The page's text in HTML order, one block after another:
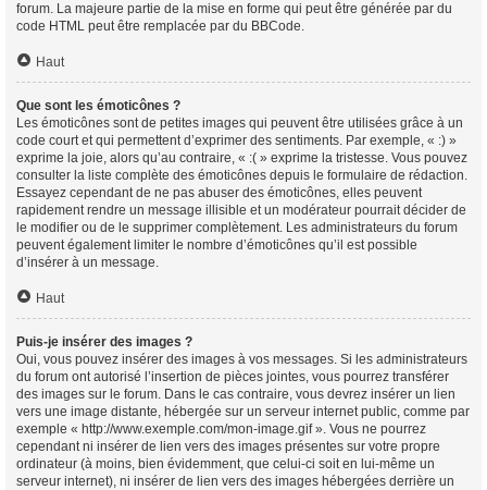
forum. La majeure partie de la mise en forme qui peut être générée par du
code HTML peut être remplacée par du BBCode.
Haut
Que sont les émoticônes ?
Les émoticônes sont de petites images qui peuvent être utilisées grâce à un
code court et qui permettent d’exprimer des sentiments. Par exemple, « :) »
exprime la joie, alors qu’au contraire, « :( » exprime la tristesse. Vous pouvez
consulter la liste complète des émoticônes depuis le formulaire de rédaction.
Essayez cependant de ne pas abuser des émoticônes, elles peuvent
rapidement rendre un message illisible et un modérateur pourrait décider de
le modifier ou de le supprimer complètement. Les administrateurs du forum
peuvent également limiter le nombre d’émoticônes qu’il est possible
d’insérer à un message.
Haut
Puis-je insérer des images ?
Oui, vous pouvez insérer des images à vos messages. Si les administrateurs
du forum ont autorisé l’insertion de pièces jointes, vous pourrez transférer
des images sur le forum. Dans le cas contraire, vous devrez insérer un lien
vers une image distante, hébergée sur un serveur internet public, comme par
exemple « http://www.exemple.com/mon-image.gif ». Vous ne pourrez
cependant ni insérer de lien vers des images présentes sur votre propre
ordinateur (à moins, bien évidemment, que celui-ci soit en lui-même un
serveur internet), ni insérer de lien vers des images hébergées derrière un